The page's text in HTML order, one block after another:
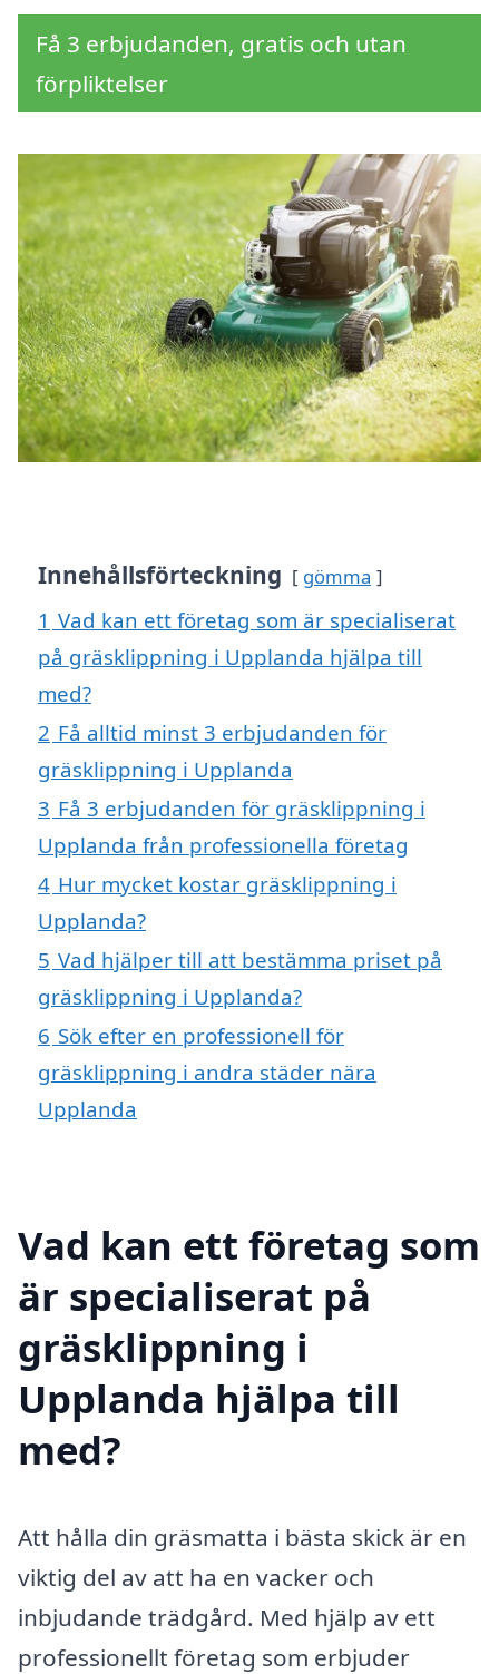
Få 3 erbjudanden, gratis och utan
förpliktelser
Innehållsförteckning gömma
1 Vad kan ett företag som är specialiserat
på gräsklippning i Upplanda hjälpa till
med?
2 Få alltid minst 3 erbjudanden för
gräsklippning i Upplanda
3 Få 3 erbjudanden för gräsklippning i
Upplanda från professionella företag
4 Hur mycket kostar gräsklippning i
Upplanda?
5 Vad hjälper till att bestämma priset på
gräsklippning i Upplanda?
6 Sök efter en professionell för
gräsklippning i andra städer nära
Upplanda
Vad kan ett företag som
är specialiserat på
gräsklippning i
Upplanda hjälpa till
med?
Att hålla din gräsmatta i bästa skick är en
viktig del av att ha en vacker och
inbjudande trädgård. Med hjälp av ett
professionellt företag som erbjuder